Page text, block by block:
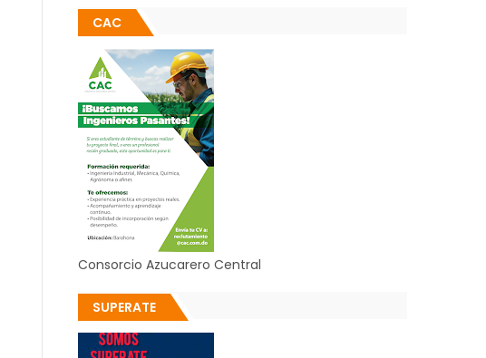
CAC
Consorcio Azucarero Central
SUPERATE